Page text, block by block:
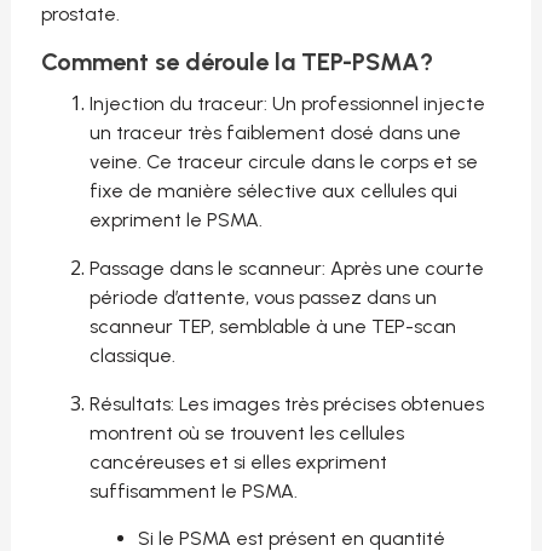
prostate.
Comment se déroule la TEP-PSMA?
Injection du traceur: Un professionnel injecte
un traceur très faiblement dosé dans une
veine. Ce traceur circule dans le corps et se
fixe de manière sélective aux cellules qui
expriment le PSMA.
Passage dans le scanneur: Après une courte
période d’attente, vous passez dans un
scanneur TEP, semblable à une TEP-scan
classique.
Résultats: Les images très précises obtenues
montrent où se trouvent les cellules
cancéreuses et si elles expriment
suffisamment le PSMA.
Si le PSMA est présent en quantité